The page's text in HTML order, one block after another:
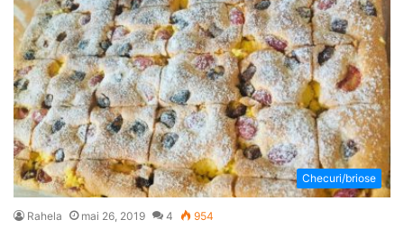
Checuri/briose
Rahela mai 26, 2019 4 954